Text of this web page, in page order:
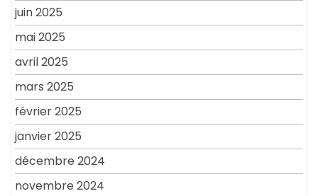
juin 2025
mai 2025
avril 2025
mars 2025
février 2025
janvier 2025
décembre 2024
novembre 2024